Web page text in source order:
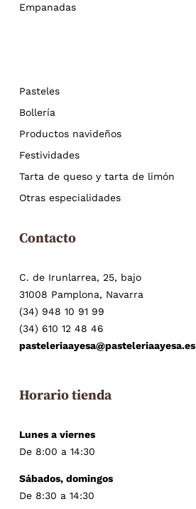
Empanadas
Pasteles
Bollería
Productos navideños
Festividades
Tarta de queso y tarta de limón
Otras especialidades
Contacto
C. de Irunlarrea, 25, bajo
31008 Pamplona, Navarra
(34) 948 10 91 99
(34) 610 12 48 46
pasteleriaayesa@pasteleriaayesa.es
Horario tienda
Lunes a viernes
De 8:00 a 14:30
Sábados, domingos
De 8:30 a 14:30